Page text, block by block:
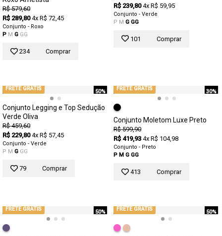
R$ 579,60
R$ 289,80 4x R$ 72,45
Conjunto - Roxo
P M G GG
234 Comprar
R$ 239,80 4x R$ 59,95
Conjunto - Verde
P M G GG
101 Comprar
50%
FRETE GRÁTIS
Conjunto Legging e Top Sedução
Verde Oliva
R$ 459,60
R$ 229,80 4x R$ 57,45
Conjunto - Verde
P M G GG
79 Comprar
30%
FRETE GRÁTIS
Conjunto Moletom Luxe Preto
R$ 599,90
R$ 419,93 4x R$ 104,98
Conjunto - Preto
P M G GG
413 Comprar
50%
FRETE GRÁTIS 50%
FRETE GRÁTIS